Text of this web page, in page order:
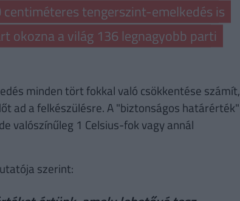
tengerszint-emelkedés is
okozna a világ 136 legnagyobb parti
minden tört fokkal való csökkentése számít,
ad a felkészülésre. A "biztonságos határérték"
valószínűleg 1 Celsius-fok vagy annál
szerint: